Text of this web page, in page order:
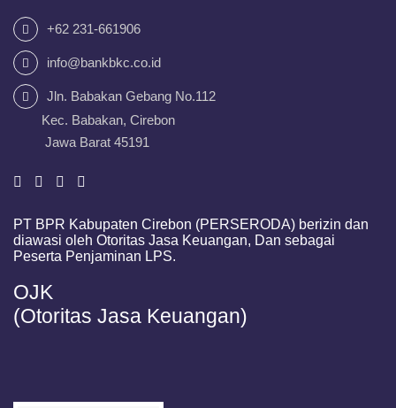
+62 231-661906
info@bankbkc.co.id
Jln. Babakan Gebang No.112
Kec. Babakan, Cirebon
Jawa Barat 45191
PT BPR Kabupaten Cirebon (PERSERODA) berizin dan
diawasi oleh Otoritas Jasa Keuangan, Dan sebagai
Peserta Penjaminan LPS.
OJK
(Otoritas Jasa Keuangan)